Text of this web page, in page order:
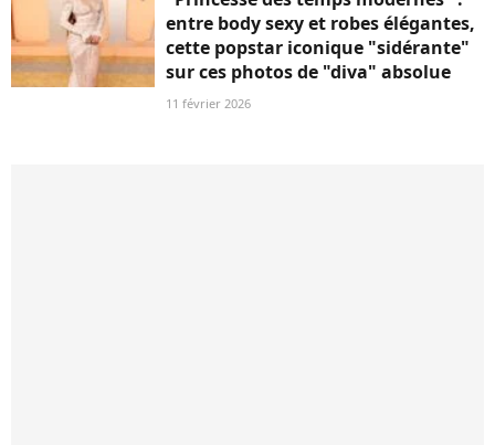
entre body sexy et robes élégantes,
cette popstar iconique "sidérante"
sur ces photos de "diva" absolue
11 février 2026